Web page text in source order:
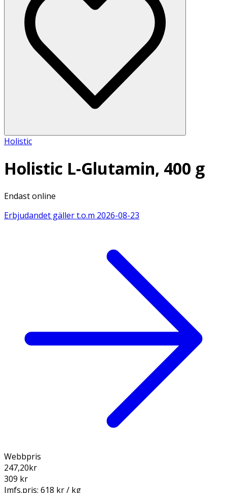
Holistic
Holistic L-Glutamin, 400 g
Endast online
Erbjudandet gäller t.o.m 2026-08-23
Webbpris
247,20kr
309 kr
Jmfs.pris: 618 kr / kg